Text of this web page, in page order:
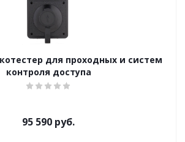
для проходных и систем
контроля доступа
95 590 руб.